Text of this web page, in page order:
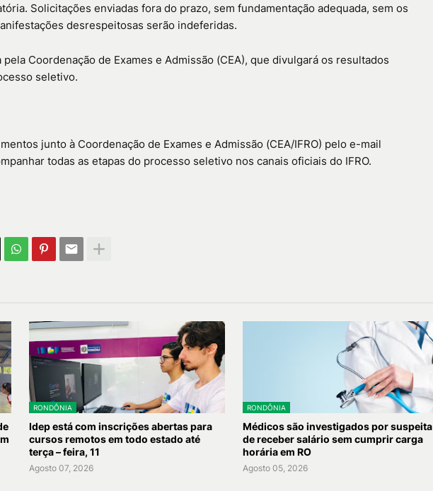
Solicitações enviadas fora do prazo, sem fundamentação adequada, sem os
desrespeitosas serão indeferidas.
Coordenação de Exames e Admissão (CEA), que divulgará os resultados
seletivo.
junto à Coordenação de Exames e Admissão (CEA/IFRO) pelo e-mail
todas as etapas do processo seletivo nos canais oficiais do IFRO.
RONDÔNIA
Idep está com inscrições abertas para
cursos remotos em todo estado até
terça – feira, 11
Agosto 07, 2026
RONDÔNIA
Médicos são investigados por suspeita
de receber salário sem cumprir carga
horária em RO
Agosto 05, 2026